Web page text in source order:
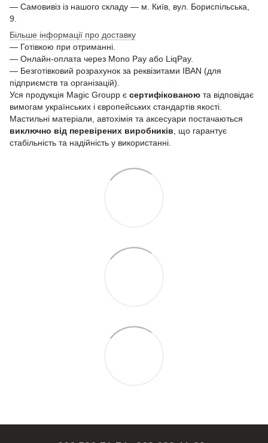
— Самовивіз із нашого складу — м. Київ, вул. Бориспільська,
9.
Більше інформації про доставку
— Готівкою при отриманні.
— Онлайн-оплата через Mono Pay або LiqPay.
— Безготівковий розрахунок за реквізитами IBAN (для
підприємств та організацій).
Уся продукція Magic Groupp є сертифікованою та відповідає
вимогам українських і європейських стандартів якості.
Мастильні матеріали, автохімія та аксесуари постачаються
виключно від перевірених виробників , що гарантує
стабільність та надійність у використанні.